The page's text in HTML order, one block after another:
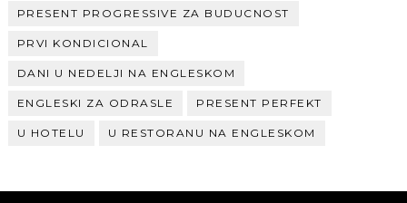
PRESENT PROGRESSIVE ZA BUDUCNOST
PRVI KONDICIONAL
DANI U NEDELJI NA ENGLESKOM
ENGLESKI ZA ODRASLE PRESENT PERFEKT
U HOTELU U RESTORANU NA ENGLESKOM